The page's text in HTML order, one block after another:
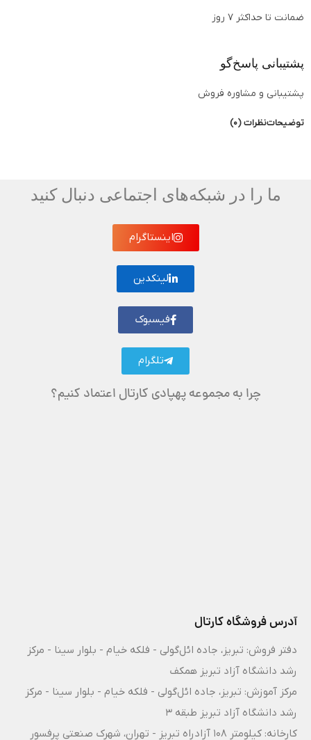
ضمانت تا حداکثر ۷ روز
پشتیبانی پاسخ‌گو
پشتیبانی و مشاوره فروش
توضیحاتنظرات (0)
ما را در شبکه‌های اجتماعی دنبال کنید
اینستاگرام
لینکدین
فیسبوک
تلگرام
چرا به مجموعه پهپادی کارتال اعتماد کنیم؟
آدرس فروشگاه کارتال
دفتر فروش: تبریز، جاده ائل‌گولی - فلکه خیام - بلوار سینا - مرکز
رشد دانشگاه آزاد تبریز همکف
مرکز آموزش: تبریز، جاده ائل‌گولی - فلکه خیام - بلوار سینا - مرکز
رشد دانشگاه آزاد تبریز طبقه 3
کارخانه: کیلومتر ۱۰۸ آزادراه تبریز - تهران، شهرک صنعتی پرفسور